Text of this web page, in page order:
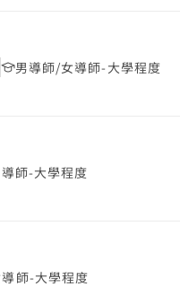
男導師/女導師-大學程度
師-大學程度
師-大學程度